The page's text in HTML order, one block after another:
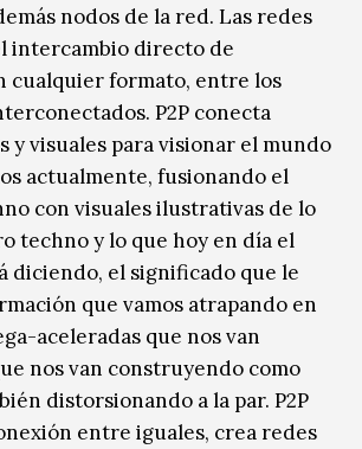
nodos de la red. Las redes
intercambio directo de
cualquier formato, entre los
P2P conecta
y visuales para visionar el mundo
actualmente, fusionando el
con visuales ilustrativas de lo
techno y lo que hoy en día el
diciendo, el significado que le
que vamos atrapando en
aceleradas que nos van
nos van construyendo como
distorsionando a la par. P2P
entre iguales, crea redes